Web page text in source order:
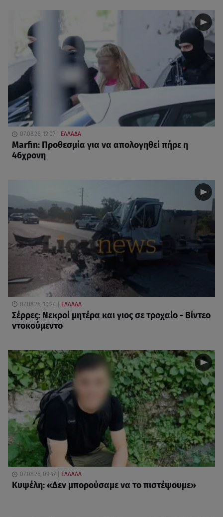
07.08.26, 12:07 ΕΛΛΑΔΑ
Marfin: Προθεσμία για να απολογηθεί πήρε η
46χρονη
07.08.26, 10:24 ΕΛΛΑΔΑ
Σέρρες: Νεκροί μητέρα και γιος σε τροχαίο - Βίντεο
ντοκούμεντο
07.08.26, 09:47 ΕΛΛΑΔΑ
Κυψέλη: «Δεν μπορούσαμε να το πιστέψουμε»